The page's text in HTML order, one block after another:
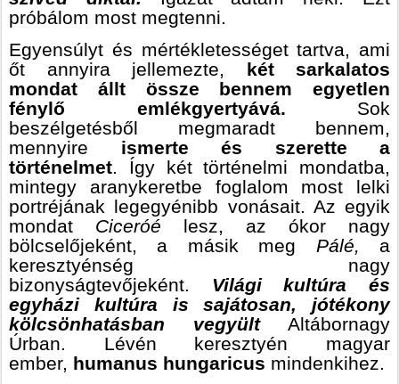
próbálom most megtenni.
Egyensúlyt és mértékletességet tartva, ami
őt annyira jellemezte, két sarkalatos
mondat állt össze bennem egyetlen
fénylő emlékgyertyává. Sok
beszélgetésből megmaradt bennem,
mennyire ismerte és szerette a
történelmet. Így két történelmi mondatba,
mintegy aranykeretbe foglalom most lelki
portréjának legegyénibb vonásait. Az egyik
mondat Ciceróé lesz, az ókor nagy
bölcselőjeként, a másik meg Pálé, a
keresztyénség nagy
bizonyságtevőjeként. Világi kultúra és
egyházi kultúra is sajátosan, jótékony
kölcsönhatásban vegyültAltábornagy
Úrban. Lévén keresztyén magyar
ember, humanus hungaricus mindenkihez.